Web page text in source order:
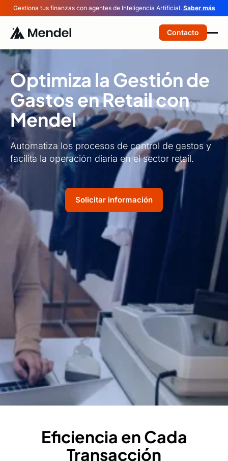
Gestiona tus finanzas con agentes de Inteligencia Artificial. Saber más
Contacto
Optimiza la Gestión de
Gastos en Retail con
Mendel
Automatiza los procesos de control de gastos y
facilita la operación diaria en el sector retail.
Solicitar información
Eficiencia en Cada
Transacción